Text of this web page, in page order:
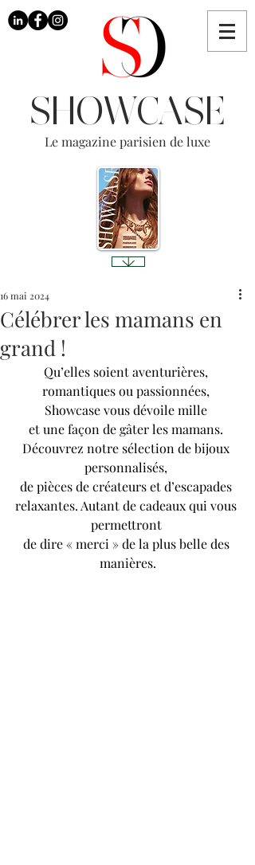
SHOWCASE
Le magazine parisien de luxe
Célébrer les mamans en
grand !
16 mai 2024
Qu’elles soient aventurières,
romantiques ou passionnées,
Showcase vous dévoile mille
et une façon de gâter les mamans.
Découvrez notre sélection de bijoux
personnalisés,
de pièces de créateurs et d’escapades
relaxantes. Autant de cadeaux qui vous
permettront
de dire « merci » de la plus belle des
manières.